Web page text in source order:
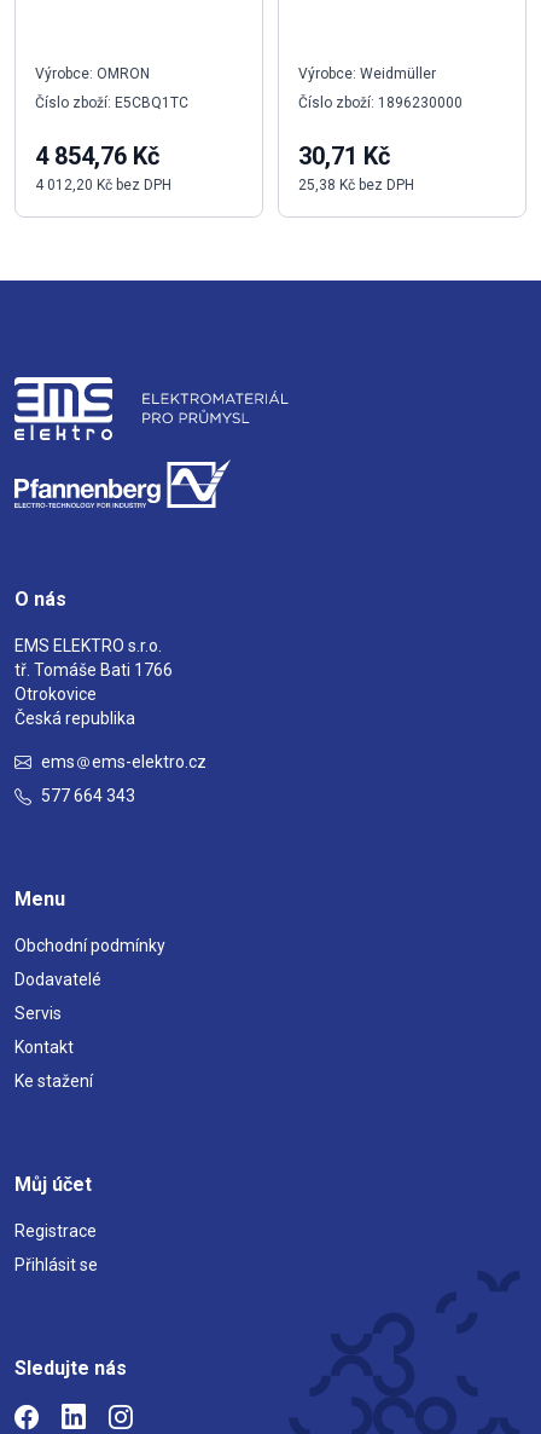
Výrobce: OMRON
Číslo zboží: E5CBQ1TC
4 854,76 Kč
4 012,20 Kč bez DPH
Výrobce: Weidmüller
Číslo zboží: 1896230000
30,71 Kč
25,38 Kč bez DPH
O nás
EMS ELEKTRO s.r.o.
tř. Tomáše Bati 1766
Otrokovice
Česká republika
ems
ems-elektro.cz
577 664 343
Menu
Obchodní podmínky
Dodavatelé
Servis
Kontakt
Ke stažení
Můj účet
Registrace
Přihlásit se
Sledujte nás